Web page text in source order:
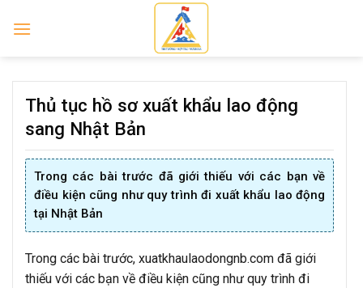
Thủ tục hồ sơ xuất khẩu lao động
sang Nhật Bản
Trong các bài trước đã giới thiếu với các bạn về
điều kiện cũng như quy trình đi xuất khẩu lao động
tại Nhật Bản
Trong các bài trước, xuatkhaulaodongnb.com đã giới
thiếu với các bạn về điều kiện cũng như quy trình đi